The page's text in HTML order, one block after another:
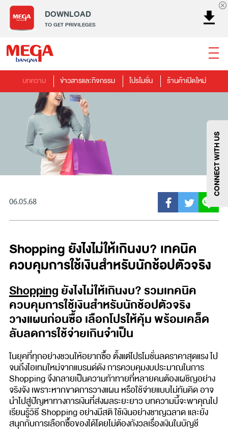
DOWNLOAD
TO GET PRIVILEGES
ธนาคาร ร้านอาหาร เอ็นเตอร์เทนเม้นท์
แฟชั่น
เครื่องประดับ
การตกแต่งบ้าน
บริการ
เมกา สมาร์ท คิดส์
ซูเปอร์มาร์เก็ต
แกดเจ็ตและเทคโนโลยี
@Megabangna
CONNECT WITH US
บทความ ข่าวสารและกิจกรรม โปรโมชั่น ร้านค้าเปิดใหม่
06.05.68
Shopping ยังไงไม่ให้เกินงบ? เทคนิค
ควบคุมการใช้เงินสำหรับนักช้อปตัวจริง
Shoppingยังไงไม่ให้เกินงบ? รวมเทคนิค
ควบคุมการใช้เงินสำหรับนักช้อปตัวจริง
วางแผนก่อนซื้อ เลือกโปรให้คุ้ม พร้อมเคล็ด
ลับลดการใช้จ่ายเกินจำเป็น
ในยุคที่ทุกอย่างชวนให้อยากซื้อ ตั้งแต่โปรโมชั่นลดราคาสุดแรง ไป
จนถึงไอเทมใหม่จากแบรนด์ดัง การควบคุมงบประมาณในการ
Shopping จึงกลายเป็นความท้าทายที่หลายคนต้องเผชิญอย่าง
จริงจัง เพราะหากขาดการวางแผน หรือใช้จ่ายแบบไม่ทันคิด อาจ
นำไปสู่ปัญหาทางการเงินที่ส่งผลระยะยาว บทความนี้จะพาคุณไป
เรียนรู้วิธี Shopping อย่างมีสติ ใช้เงินอย่างชาญฉลาด และยัง
สนุกกับการเลือกซื้อของได้โดยไม่ต้องกังวลเรื่องเงินในบัญชี